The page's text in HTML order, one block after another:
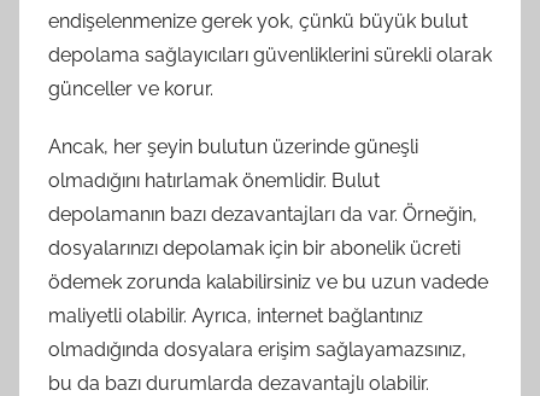
endişelenmenize gerek yok, çünkü büyük bulut
depolama sağlayıcıları güvenliklerini sürekli olarak
günceller ve korur.
Ancak, her şeyin bulutun üzerinde güneşli
olmadığını hatırlamak önemlidir. Bulut
depolamanın bazı dezavantajları da var. Örneğin,
dosyalarınızı depolamak için bir abonelik ücreti
ödemek zorunda kalabilirsiniz ve bu uzun vadede
maliyetli olabilir. Ayrıca, internet bağlantınız
olmadığında dosyalara erişim sağlayamazsınız,
bu da bazı durumlarda dezavantajlı olabilir.